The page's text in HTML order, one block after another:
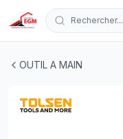
Rechercher...
OUTIL A MAIN